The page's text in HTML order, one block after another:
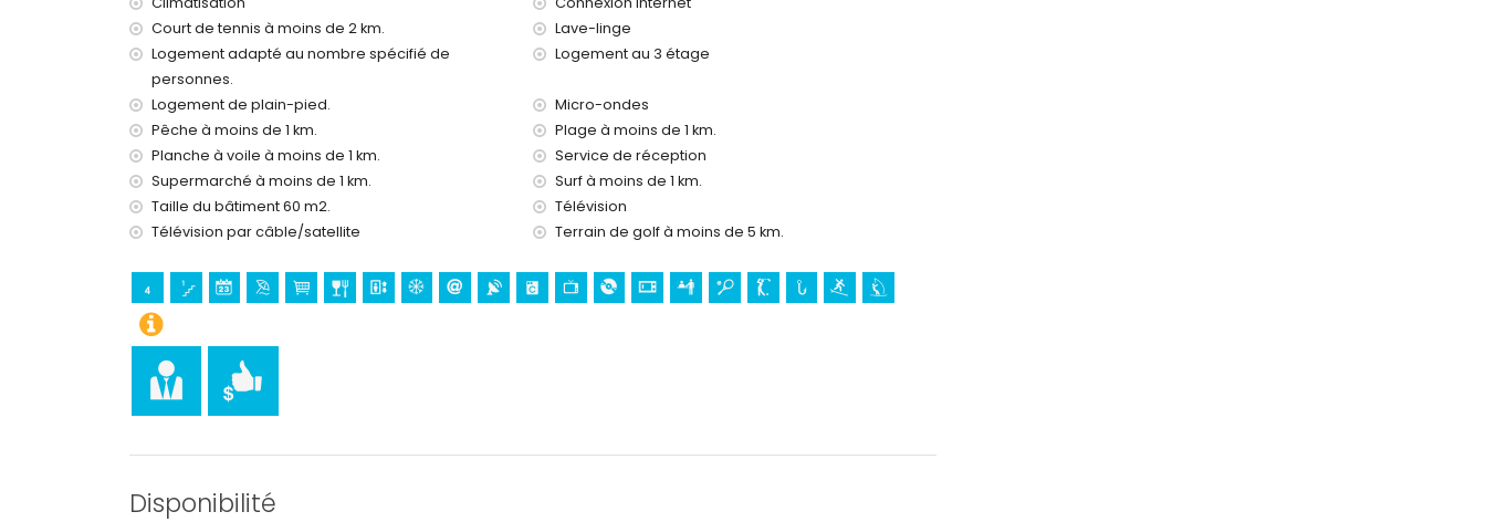
pêche, surf et planche à voile (à moins de 1000 mètres de l'appartement)
tennis et golf (Ifach - San Jaime) (à moins de 5 kilomètres de l'appartement)
Court de tennis à moins de 2 km.
Lave-linge
Logement adapté au nombre spécifié de
personnes.
Logement au 3 étage
Logement de plain-pied.
Micro-ondes
Pêche à moins de 1 km.
Plage à moins de 1 km.
Planche à voile à moins de 1 km.
Service de réception
Supermarché à moins de 1 km.
Surf à moins de 1 km.
Taille du bâtiment 60 m2.
Télévision
Télévision par câble/satellite
Terrain de golf à moins de 5 km.
Disponibilité